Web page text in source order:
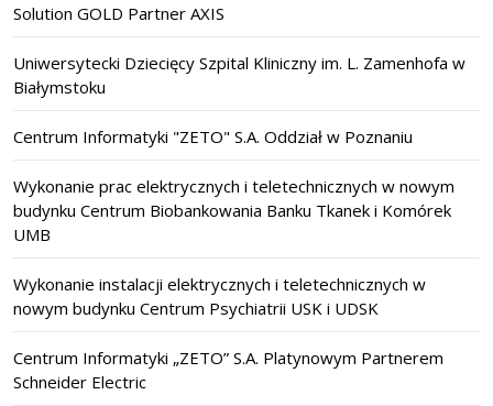
Solution GOLD Partner AXIS
Uniwersytecki Dziecięcy Szpital Kliniczny im. L. Zamenhofa w
Białymstoku
Centrum Informatyki "ZETO" S.A. Oddział w Poznaniu
Wykonanie prac elektrycznych i teletechnicznych w nowym
budynku Centrum Biobankowania Banku Tkanek i Komórek
UMB
Wykonanie instalacji elektrycznych i teletechnicznych w
nowym budynku Centrum Psychiatrii USK i UDSK
Centrum Informatyki „ZETO” S.A. Platynowym Partnerem
Schneider Electric